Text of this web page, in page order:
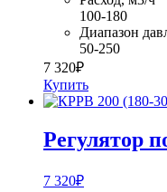
100-180
Диапазон
50-250
7 320₽
Купить
Регулятор
7 320₽